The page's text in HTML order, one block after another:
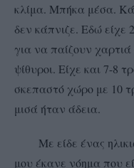
κλίμα. Μπήκα μέσα.
δεν κάπνιζε. Εδώ
για να παίζουν
ψίθυροι. Είχε και 7-8
σκεπαστό χώρο με 10
μισά ήταν άδεια.
Με είδε ένας
μου έκανε νόημα που